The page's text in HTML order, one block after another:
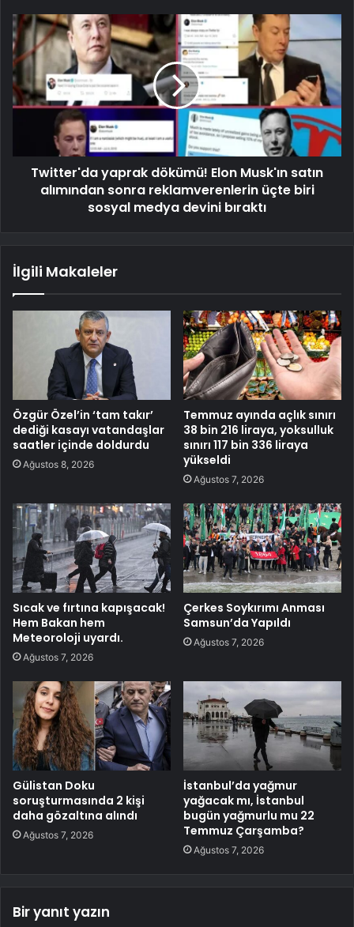
Twitter'da yaprak dökümü! Elon Musk'ın satın
alımından sonra reklamverenlerin üçte biri
sosyal medya devini bıraktı
İlgili Makaleler
Özgür Özel’in ‘tam takır’
dediği kasayı vatandaşlar
saatler içinde doldurdu
Ağustos 8, 2026
Temmuz ayında açlık sınırı
38 bin 216 liraya, yoksulluk
sınırı 117 bin 336 liraya
yükseldi
Ağustos 7, 2026
Sıcak ve fırtına kapışacak!
Hem Bakan hem
Meteoroloji uyardı.
Ağustos 7, 2026
Çerkes Soykırımı Anması
Samsun’da Yapıldı
Ağustos 7, 2026
Gülistan Doku
soruşturmasında 2 kişi
daha gözaltına alındı
Ağustos 7, 2026
İstanbul’da yağmur
yağacak mı, İstanbul
bugün yağmurlu mu 22
Temmuz Çarşamba?
Ağustos 7, 2026
Bir yanıt yazın